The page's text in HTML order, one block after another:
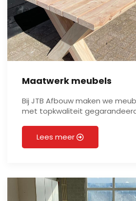
Maatwerk meubels
Bij JTB Afbouw maken we
met topkwaliteit
Lees meer